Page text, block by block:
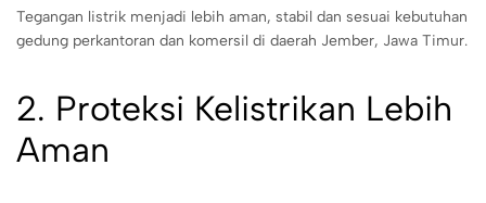
Tegangan listrik menjadi lebih aman, stabil dan sesuai kebutuhan
gedung perkantoran dan komersil di daerah Jember, Jawa Timur.
2. Proteksi Kelistrikan Lebih
Aman